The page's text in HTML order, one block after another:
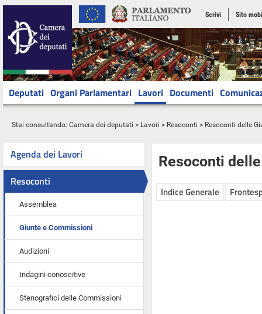
Scrivi Sito
Deputati Organi Parlamentari Lavori Documenti
Stai consultando: Camera dei deputati > Lavori > Resoconti > Resoconti delle
Agenda dei Lavori
Resoconti
Assemblea
Giunte e Commissioni
Audizioni
Indagini conoscitive
Stenografici delle Commissioni
Resoconti
Indice Generale